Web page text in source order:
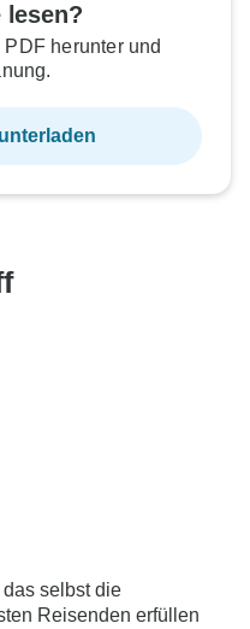
lesen?
herunter und
selbst die
Reisenden erfüllen